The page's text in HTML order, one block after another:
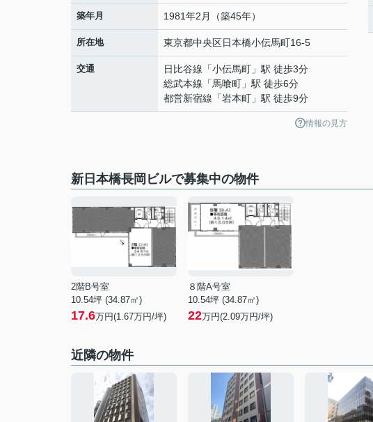
築年月 1981年2月（築45年）
所在地 東京都中央区日本橋小伝馬町16-5
交通 日比谷線 「小伝馬町 」駅 徒歩3分
総武本線 「馬喰町 」駅 徒歩6分
都営新宿線 「岩本町 」駅 徒歩9分
情報の見方
新日本橋長岡ビルで募集中の物件
2階B号室
10.54坪 (34.87㎡)
17.6万円(1.67万円/坪)
８階A号室
10.54坪 (34.87㎡)
22万円(2.09万円/坪)
近隣の物件